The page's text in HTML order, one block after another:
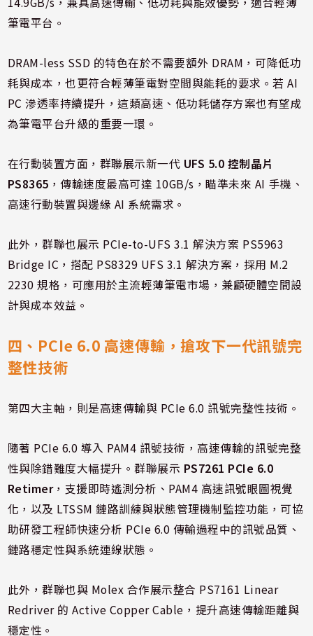
筆電平台。
DRAM-less SSD 的特色在於不需要額外 DRAM，可降低功
耗與成本，也更符合輕薄筆電對空間與能耗的要求。若 AI
PC 滲透率持續提升，這類高速、低功耗儲存方案也有望成
為筆電平台升級的重要一環。
在行動裝置方面，群聯展示新一代 UFS 5.0 控制晶片
PS8365 ，傳輸速度最高可達 10GB/s，瞄準未來 AI 手機、
高速行動裝置與邊緣 AI 系統需求。
此外，群聯也展示 PCIe-to-UFS 3.1 解決方案 PS5963
Bridge IC，搭配 PS8329 UFS 3.1 解決方案，採用 M.2
2230 規格，可應用於主流輕薄筆電市場，兼顧硬體空間設
計與成本效益。
四、PCIe 6.0 高速傳輸，搶攻下一代訊號完
整性技術
第四大主軸，則是高速傳輸與 PCIe 6.0 訊號完整性技術。
隨著 PCIe 6.0 導入 PAM4 訊號技術，高速傳輸的訊號完整
性與除錯難度大幅提升。群聯展示 PS7261 PCIe 6.0
Retimer，支援即時遙測分析、PAM4 高速訊號眼圖視覺
化，以及 LTSSM 鏈路訓練與狀態管理機制監控功能，可協
助研發工程師快速分析 PCIe 6.0 傳輸過程中的訊號品質、
鏈路穩定性與系統連線狀態。
此外，群聯也與 Molex 合作展示整合 PS7161 Linear
Redriver 的 Active Copper Cable，提升高速傳輸距離與
穩定性。